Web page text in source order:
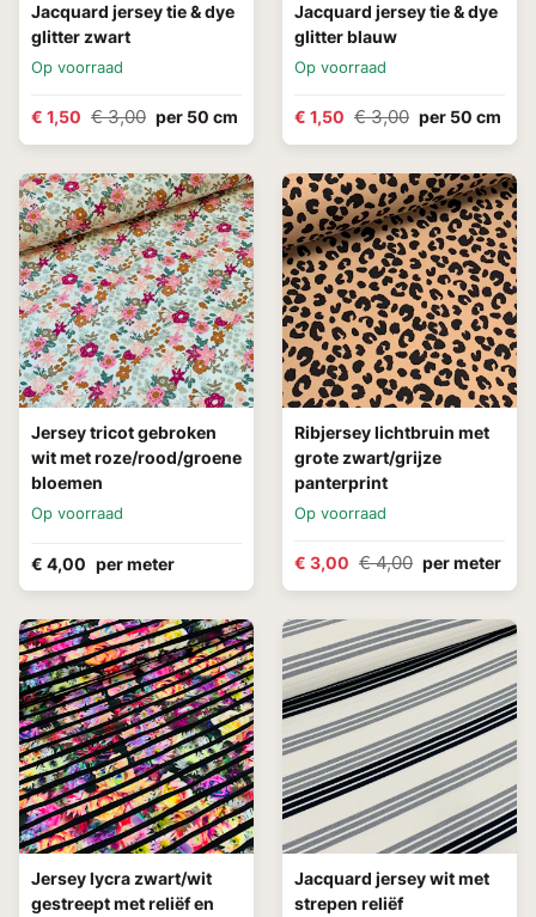
Jacquard jersey tie & dye
glitter zwart
Op voorraad
€ 1,50 € 3,00 per 50 cm
Jacquard jersey tie & dye
glitter blauw
Op voorraad
€ 1,50 € 3,00 per 50 cm
Jersey tricot gebroken
wit met roze/rood/groene
bloemen
Op voorraad
€ 4,00 per meter
Ribjersey lichtbruin met
grote zwart/grijze
panterprint
Op voorraad
€ 3,00 € 4,00 per meter
Jersey lycra zwart/wit
gestreept met reliëf en
Jacquard jersey wit met
strepen reliëf